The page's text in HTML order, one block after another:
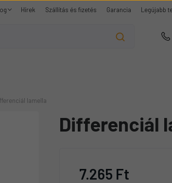
Hírek Szállítás és fizetés Garancia Legújabb
lamella
Differenciál
7.265 Ft